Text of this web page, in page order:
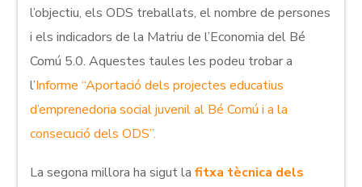
l’objectiu, els ODS treballats, el nombre de persones
i els indicadors de la Matriu de l’Economia del Bé
Comú 5.0. Aquestes taules les podeu trobar a
l’Informe “Aportació dels projectes educatius
d’emprenedoria social juvenil al Bé Comú i a la
consecució dels ODS”.
La segona millora ha sigut lafitxa tècnica dels